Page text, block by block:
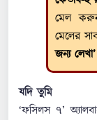
মেল
মেলের
জন্য লেখা’
যদি তুমি
‘ফসিলস ৭’